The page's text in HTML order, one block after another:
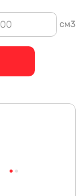
см3